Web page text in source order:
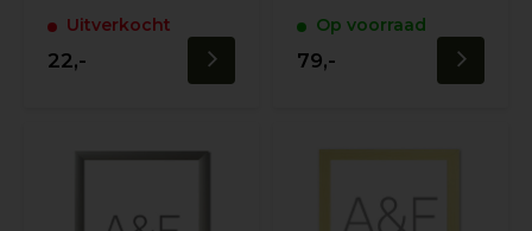
Uitverkocht
22,-
Op voorraad
79,-